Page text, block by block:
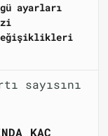
ayarları
sayısını
KAÇ